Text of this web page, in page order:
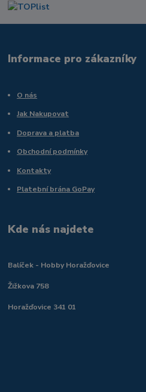
Informace pro zákazníky
O nás
Jak Nakupovat
Doprava a platba
Obchodní podmínky
Kontakty
Platební brána GoPay
Kde nás najdete
Balíček - Hobby Horažďovice
Žižkova 758
Horažďovice 341 01